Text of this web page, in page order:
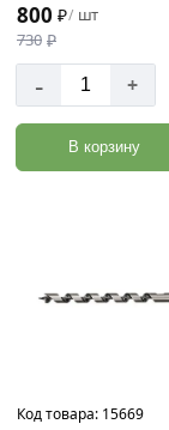
800 ₽/ шт
730 ₽
- +
В корзину
Код товара: 15669